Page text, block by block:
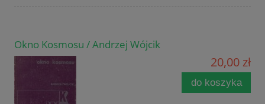
Okno Kosmosu / Andrzej Wójcik
20,00 zł
do koszyka